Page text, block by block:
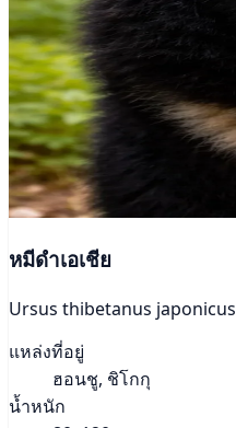
หมีดำเอเชีย
Ursus thibetanus japonicus
แหล่งที่อยู่
ฮอนชู, ชิโกกุ
น้ำหนัก